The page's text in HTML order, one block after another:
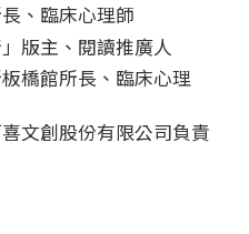
、臨床心理師
版主、閱讀推廣人
橋館所長、臨床心理
文創股份有限公司負責